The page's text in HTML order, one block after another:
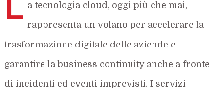
a tecnologia cloud, oggi più che mai,
rappresenta un volano per accelerare la
trasformazione digitale delle aziende e
garantire la business continuity anche a fronte
di incidenti ed eventi imprevisti. I servizi